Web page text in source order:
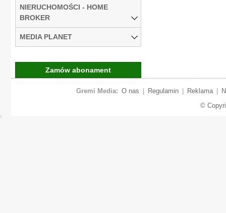
NIERUCHOMOŚCI - HOME
BROKER
MEDIA PLANET
Zamów abonament
Gremi Media: O nas Regulamin Reklama
©